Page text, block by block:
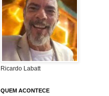
Ricardo Labatt
QUEM ACONTECE